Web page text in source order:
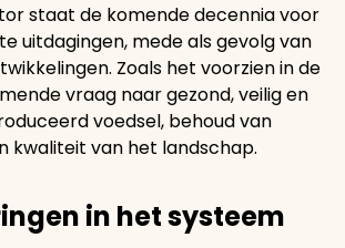
staat de komende decennia voor
uitdagingen, mede als gevolg van
Zoals het voorzien in de
vraag naar gezond, veilig en
voedsel, behoud van
kwaliteit van het landschap.
in het systeem